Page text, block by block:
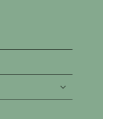
almenü
szétnyitása